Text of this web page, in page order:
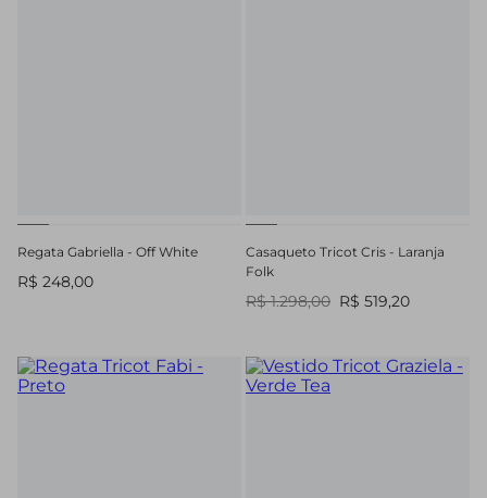
Regata Gabriella - Off White
R$ 248,00
Casaqueto Tricot Cris - Laranja
Folk
R$ 1.298,00 R$ 519,20